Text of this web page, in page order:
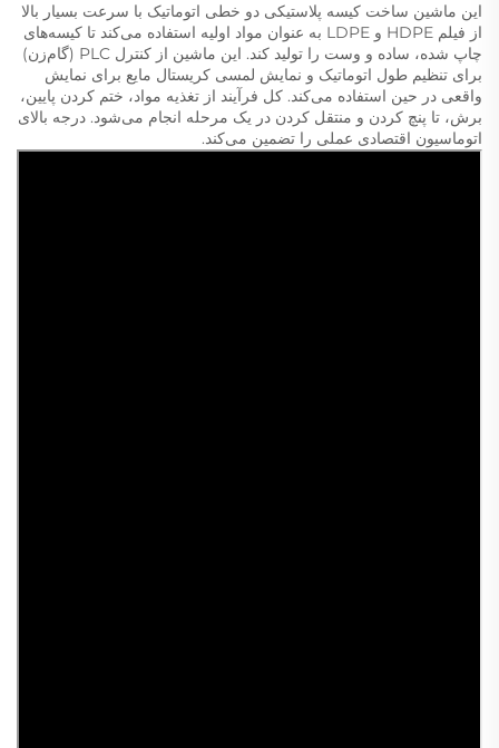
این ماشین ساخت کیسه پلاستیکی دو خطی اتوماتیک با سرعت بسیار بالا
از فیلم HDPE و LDPE به عنوان مواد اولیه استفاده می‌کند تا کیسه‌های
چاپ شده، ساده و وست را تولید کند. این ماشین از کنترل PLC (گام‌زن)
برای تنظیم طول اتوماتیک و نمایش لمسی کریستال مایع برای نمایش
واقعی در حین استفاده می‌کند. کل فرآیند از تغذیه مواد، ختم کردن پایین،
برش، تا پنچ کردن و منتقل کردن در یک مرحله انجام می‌شود. درجه بالای
اتوماسیون اقتصادی عملی را تضمین می‌کند.